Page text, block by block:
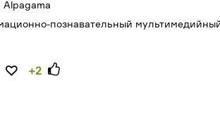
Alpagama
познавательный
+2